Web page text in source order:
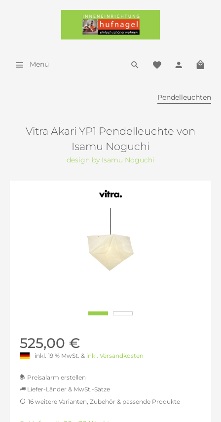
Menü
Pendelleuchten
Vitra Akari YP1 Pendelleuchte von
Isamu Noguchi
design by Isamu Noguchi
525,00 €
inkl. 19 % MwSt. & inkl. Versandkosten
Preisalarm erstellen
Liefer-Länder & MwSt.-Sätze
inkl. 16% MwSt.: 511,76 €
16 weitere Varianten, Zubehör & passende Produkte